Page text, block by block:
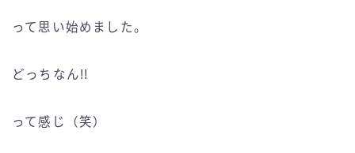
って思い始めました。
どっちなん!!
って感じ（笑）